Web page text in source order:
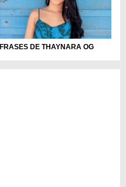
FRASES DE THAYNARA OG